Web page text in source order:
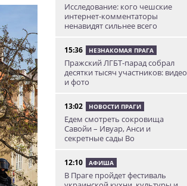
Исследование: кого чешские
интернет-комментаторы
ненавидят сильнее всего
15:36 НЕЗНАКОМАЯ ПРАГА
Пражский ЛГБТ-парад собрал
десятки тысяч участников: видео
и фото
13:02 НОВОСТИ ПРАГИ
Едем смотреть сокровища
Савойи – Ивуар, Анси и
секретные сады Во
12:10 АФИША
В Праге пройдет фестиваль